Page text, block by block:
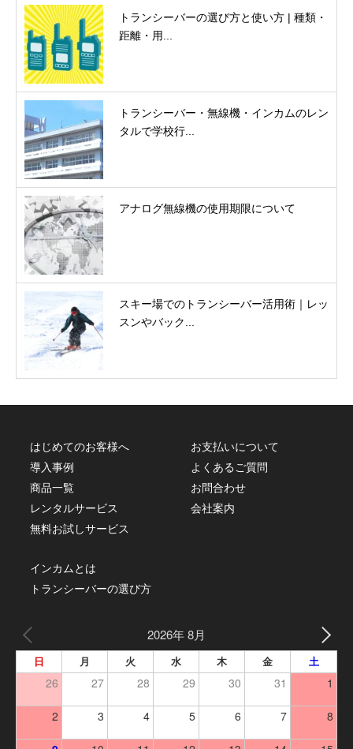
トランシーバーの選び方と使い方 | 種類・
距離・用...
トランシーバー・無線機・インカムのレン
タルで学校行...
アナログ無線機の使用期限について
スキー場でのトランシーバー活用術｜レッ
スンやバック...
はじめてのお客様へ
導入事例
商品一覧
レンタルサービス
無料お試しサービス
お支払いについて
よくあるご質問
お問合わせ
会社案内
インカムとは
トランシーバーの選び方
2026年 8月
日 月 火 水 木 金 土
26 27 28 29 30 31 1
2 3 4 5 6 7 8